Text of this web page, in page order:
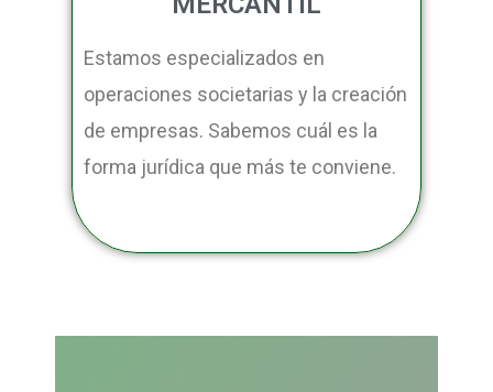
Estamos especializados en
operaciones societarias y la creación
de empresas. Sabemos cuál es la
forma jurídica que más te conviene.